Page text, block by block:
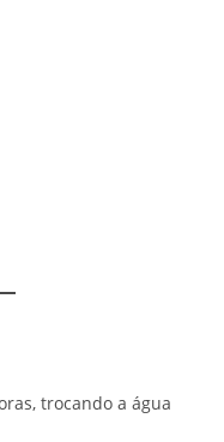
trocando a água